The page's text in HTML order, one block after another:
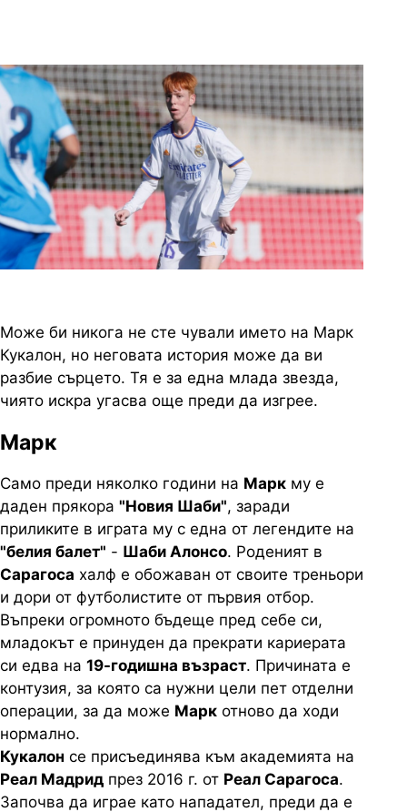
Може би никога не сте чували името на Марк
Кукалон, но неговата история може да ви
разбие сърцето. Тя е за една млада звезда,
чиято искра угасва още преди да изгрее.
Марк
Само преди няколко години на Марк му е
даден прякора "Новия Шаби", заради
приликите в играта му с една от легендите на
"белия балет" - Шаби Алонсо. Роденият в
Сарагоса халф е обожаван от своите треньори
и дори от футболистите от първия отбор.
Въпреки огромното бъдеще пред себе си,
младокът е принуден да прекрати кариерата
си едва на 19-годишна възраст. Причината е
контузия, за която са нужни цели пет отделни
операции, за да може Марк отново да ходи
нормално.
Кукалон се присъединява към академията на
Реал Мадрид през 2016 г. от Реал Сарагоса.
Започва да играе като нападател, преди да е